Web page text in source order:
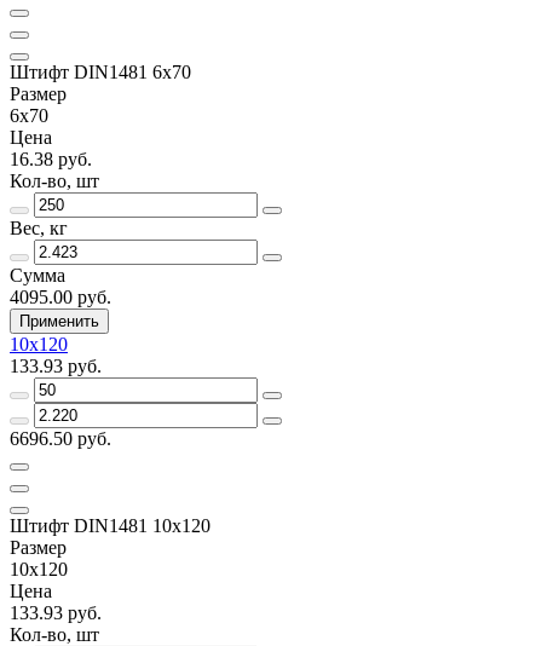
Штифт DIN1481 6х70
Размер
6х70
Цена
16.38 руб.
Кол-во, шт
Вес, кг
Сумма
4095.00 руб.
Применить
10х120
133.93 руб.
6696.50 руб.
Штифт DIN1481 10х120
Размер
10х120
Цена
133.93 руб.
Кол-во, шт